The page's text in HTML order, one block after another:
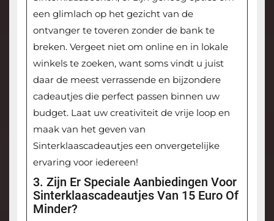
een glimlach op het gezicht van de
ontvanger te toveren zonder de bank te
breken. Vergeet niet om online en in lokale
winkels te zoeken, want soms vindt u juist
daar de meest verrassende en bijzondere
cadeautjes die perfect passen binnen uw
budget. Laat uw creativiteit de vrije loop en
maak van het geven van
Sinterklaascadeautjes een onvergetelijke
ervaring voor iedereen!
3. Zijn Er Speciale Aanbiedingen Voor
Sinterklaascadeautjes Van 15 Euro Of
Minder?